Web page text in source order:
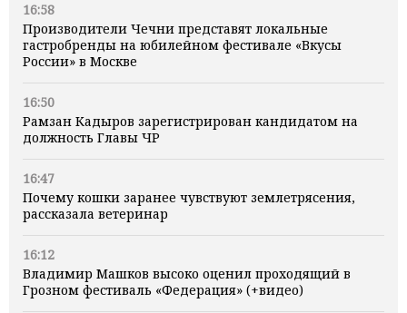
16:58
Производители Чечни представят локальные
гастробренды на юбилейном фестивале «Вкусы
России» в Москве
16:50
Рамзан Кадыров зарегистрирован кандидатом на
должность Главы ЧР
16:47
Почему кошки заранее чувствуют землетрясения,
рассказала ветеринар
16:12
Владимир Машков высоко оценил проходящий в
Грозном фестиваль «Федерация» (+видео)